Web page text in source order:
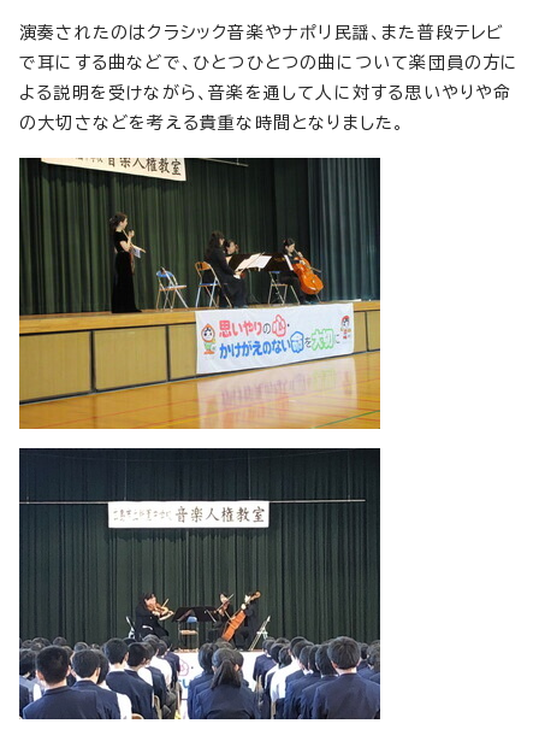
演奏されたのはクラシック音楽やナポリ民謡、また普段テレビ
で耳にする曲などで、ひとつひとつの曲について楽団員の方に
よる説明を受けながら、音楽を通して人に対する思いやりや命
の大切さなどを考える貴重な時間となりました。